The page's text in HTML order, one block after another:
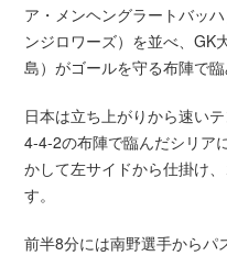
ア・メンヘングラートバッ
ンジロワーズ）を並べ、GK
島）がゴールを守る布陣で臨
日本は立ち上がりから速い
4-4-2の布陣で臨んだシリア
かして左サイドから仕掛け
す。
前半8分には南野選手からパ